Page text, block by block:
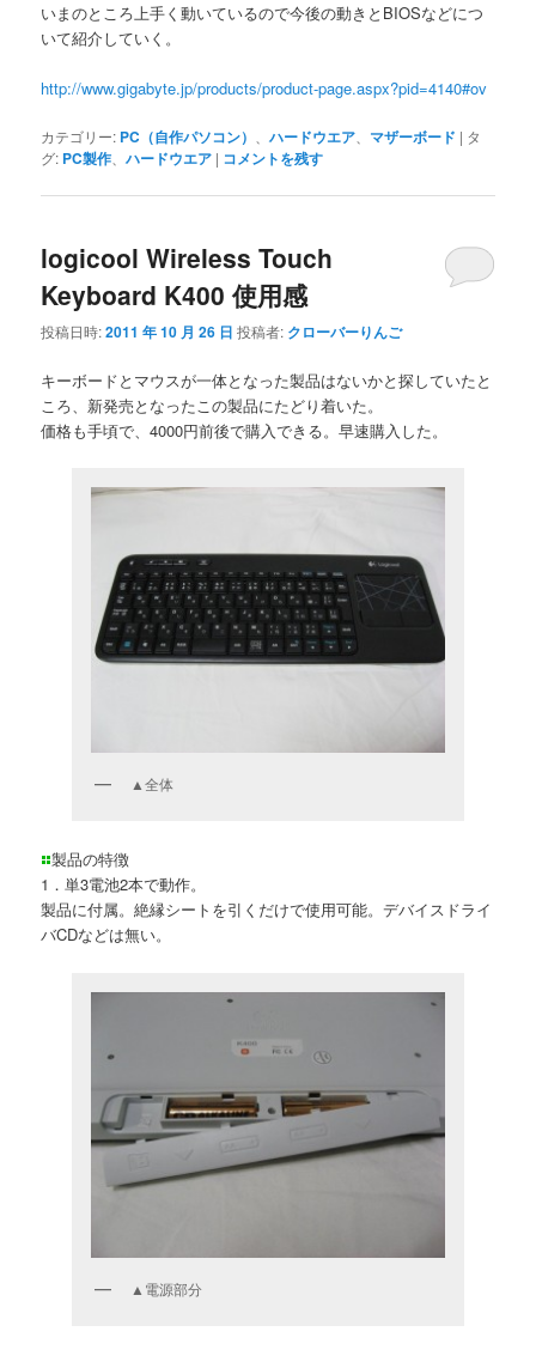
いまのところ上手く動いているので今後の動きとBIOSなどにつ
いて紹介していく。
http://www.gigabyte.jp/products/product-page.aspx?pid=4140#ov
カテゴリー: PC（自作パソコン） 、ハードウエア マザーボード | タ
グ: PC製作 、ハードウエア | コメントを残す
logicool Wireless Touch
Keyboard K400 使用感
投稿日時:2011 年 10 月 26 日 投稿者: クローバーりんご
キーボードとマウスが一体となった製品はないかと探していたと
ころ、新発売となったこの製品にたどり着いた。
価格も手頃で、4000円前後で購入できる。早速購入した。
▲全体
製品の特徴
1．単3電池2本で動作。
製品に付属。絶縁シートを引くだけで使用可能。デバイスドライ
バCDなどは無い。
▲電源部分